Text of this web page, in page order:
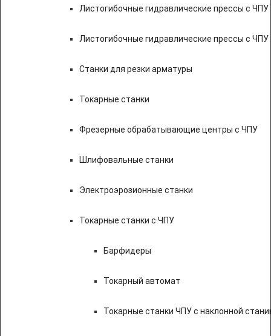
Листогибочные гидравлические прессы с ЧПУ
Листогибочные гидравлические прессы с
Станки для резки арматуры
Токарные станки
Фрезерные обрабатывающие центры с ЧПУ
Шлифовальные станки
Электроэрозионные станки
Токарные станки с ЧПУ
Барфидеры
Токарный автомат
Токарные станки ЧПУ c наклонной